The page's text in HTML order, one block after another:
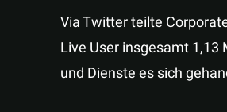
Via Twitter teilte
Live User insgesamt
und Dienste es sich